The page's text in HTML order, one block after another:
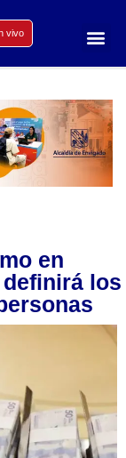
vivo
en
definirá los